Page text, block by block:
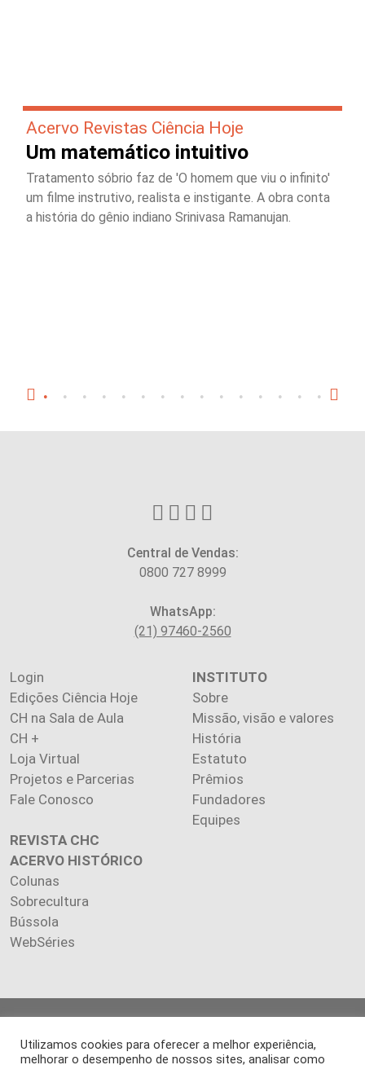
Acervo Revistas Ciência Hoje
Um matemático intuitivo
Tratamento sóbrio faz de 'O homem que viu o infinito'
um filme instrutivo, realista e instigante. A obra conta
a história do gênio indiano Srinivasa Ramanujan.
Central de Vendas:
0800 727 8999
WhatsApp:
(21) 97460-2560
Login
Edições Ciência Hoje
CH na Sala de Aula
CH +
Loja Virtual
Projetos e Parcerias
Fale Conosco
INSTITUTO
Sobre
Missão, visão e valores
História
Estatuto
Prêmios
Fundadores
Equipes
REVISTA CHC
ACERVO HISTÓRICO
Colunas
Sobrecultura
Bússola
WebSéries
reservados.
Os artigos publicados na revista refletem exclusivamente a
Utilizamos cookies para oferecer a melhor experiência,
melhorar o desempenho de nossos sites, analisar como